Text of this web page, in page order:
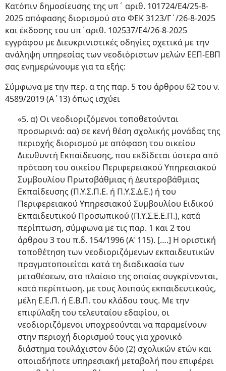
Κατόπιν δημοσίευσης της υπ΄ αριθ. 101724/Ε4/25-8-
2025 απόφασης διορισμού στο ΦΕΚ 3123/Γ΄/26-8-2025
και έκδοσης του υπ΄αριθ. 102537/Ε4/26-8-2025
εγγράφου με Διευκρινιστικές οδηγίες σχετικά με την
ανάληψη υπηρεσίας των νεοδιόριστων μελών ΕΕΠ-ΕΒΠ
σας ενημερώνουμε για τα εξής:
Σύμφωνα με την περ. α της παρ. 5 του άρθρου 62 του ν.
4589/2019 (Α΄13) όπως ισχύει
«5. α) Οι νεοδιοριζόμενοι τοποθετούνται
προσωρινά: αα) σε κενή θέση σχολικής μονάδας της
περιοχής διορισμού με απόφαση του οικείου
Διευθυντή Εκπαίδευσης, που εκδίδεται ύστερα από
πρόταση του οικείου Περιφερειακού Υπηρεσιακού
Συμβουλίου Πρωτοβάθμιας ή Δευτεροβάθμιας
Εκπαίδευσης (Π.Υ.Σ.Π.Ε. ή Π.Υ.Σ.Δ.Ε.) ή του
Περιφερειακού Υπηρεσιακού Συμβουλίου Ειδικού
Εκπαιδευτικού Προσωπικού (Π.Υ.Σ.Ε.Ε.Π.), κατά
περίπτωση, σύμφωνα με τις παρ. 1 και 2 του
άρθρου 3 του π.δ. 154/1996 (Α' 115). [….] Η οριστική
τοποθέτηση των νεοδιοριζόμενων εκπαιδευτικών
πραγματοποιείται κατά τη διαδικασία των
μεταθέσεων, στο πλαίσιο της οποίας συγκρίνονται,
κατά περίπτωση, με τους λοιπούς εκπαιδευτικούς,
μέλη Ε.Ε.Π. ή Ε.Β.Π. του κλάδου τους. Με την
επιφύλαξη του τελευταίου εδαφίου, οι
νεοδιοριζόμενοι υποχρεούνται να παραμείνουν
στην περιοχή διορισμού τους για χρονικό
διάστημα τουλάχιστον δύο (2) σχολικών ετών και
οποιαδήποτε υπηρεσιακή μεταβολή που επιφέρει